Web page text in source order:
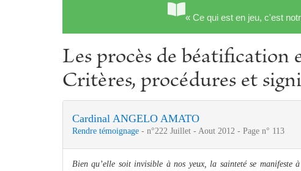
« Ce qui est en jeu, c'est
Les procès de béatification
Critères, procédures et
Cardinal ANGELO AMATO
Rendre témoignage - n°222 Juillet - Aout 2012 - Page n° 113
Bien qu’elle soit invisible à nos yeux, la sainteté se manifeste